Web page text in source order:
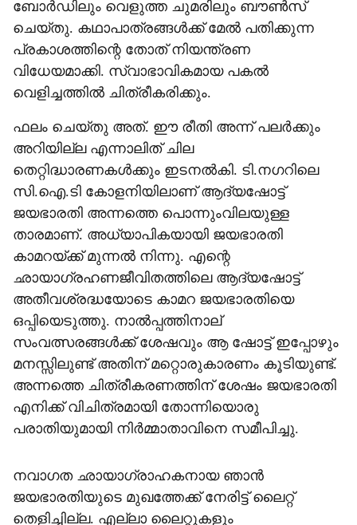
ബോര്‍ഡിലും വെളുത്ത ചുമരിലും ബൗണ്‍സ്
ചെയ്തു. കഥാപാത്രങ്ങള്‍ക്ക് മേല്‍ പതിക്കുന്ന
പ്രകാശത്തിന്റെ തോത് നിയന്ത്രണ
വിധേയമാക്കി. സ്വാഭാവികമായ പകല്‍
വെളിച്ചത്തില്‍ ചിത്രീകരിക്കും.
ഫലം ചെയ്തു അത്. ഈ രീതി അന്ന് പലര്‍ക്കും
അറിയില്ല എന്നാലിത് ചില
തെറ്റിദ്ധാരണകള്‍ക്കും ഇടനല്‍കി. ടി.നഗറിലെ
സി.ഐ.ടി കോളനിയിലാണ് ആദ്യഷോട്ട്
ജയഭാരതി അന്നത്തെ പൊന്നുംവിലയുള്ള
താരമാണ്. അധ്യാപികയായി ജയഭാരതി
കാമറയ്ക്ക് മുന്നല്‍ നിന്നു. എന്റെ
ഛായാഗ്രഹണജീവിതത്തിലെ ആദ്യഷോട്ട്
അതീവശ്രദ്ധയോടെ കാമറ ജയഭാരതിയെ
ഒപ്പിയെടുത്തു. നാല്‍പ്പത്തിനാല്
സംവത്സരങ്ങള്‍ക്ക് ശേഷവും ആ ഷോട്ട് ഇപ്പോഴും
മനസ്സിലുണ്ട് അതിന് മറ്റൊരുകാരണം കൂടിയുണ്ട്.
അന്നത്തെ ചിത്രീകരണത്തിന് ശേഷം ജയഭാരതി
എനിക്ക് വിചിത്രമായി തോന്നിയൊരു
പരാതിയുമായി നിര്‍മ്മാതാവിനെ സമീപിച്ചു.
നവാഗത ഛായാഗ്രാഹകനായ ഞാന്‍
ജയഭാരതിയുടെ മുഖത്തേക്ക് നേരിട്ട് ലൈറ്റ്
തെളിച്ചില്ല. എല്ലാ ലൈറ്റുകളും